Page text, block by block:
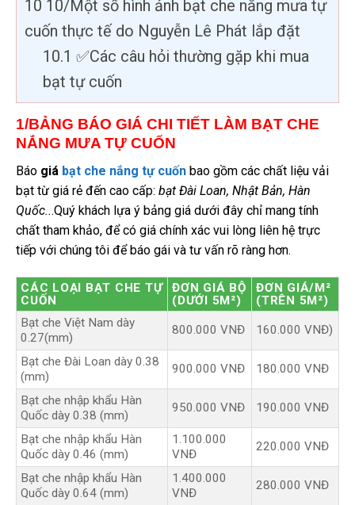
10 10/Một số hình ảnh bạt che nắng mưa tự
cuốn thực tế do Nguyễn Lê Phát lắp đặt
10.1 ✅Các câu hỏi thường gặp khi mua
bạt tự cuốn
1/BẢNG BÁO GIÁ CHI TIẾT LÀM BẠT CHE
NẮNG MƯA TỰ CUỐN
Báo giá bạt che nắng tự cuốn bao gồm các chất liệu vải
bạt từ giá rẻ đến cao cấp: bạt Đài Loan, Nhật Bản, Hàn
Quốc...Quý khách lựa ý bảng giá dưới đây chỉ mang tính
chất tham khảo, để có giá chính xác vui lòng liên hệ trực
tiếp với chúng tôi để báo gái và tư vấn rõ ràng hơn.
CÁC LOẠI BẠT CHE TỰ
CUỐN
ĐƠN GIÁ BỘ
(DƯỚI 5M²)
ĐƠN GIÁ/M²
(TRÊN 5M²)
Bạt che Việt Nam dày
0.27(mm)
800.000 VNĐ 160.000 VNĐ)
Bạt che Đài Loan dày 0.38
(mm)
900.000 VNĐ 180.000 VNĐ
Bạt che nhập khẩu Hàn
Quốc dày 0.38 (mm)
950.000 VNĐ 190.000 VNĐ
Bạt che nhập khẩu Hàn
Quốc dày 0.46 (mm)
1.100.000
VNĐ
220.000 VNĐ
Bạt che nhập khẩu Hàn
Quốc dày 0.64 (mm)
1.400.000
VNĐ
280.000 VNĐ